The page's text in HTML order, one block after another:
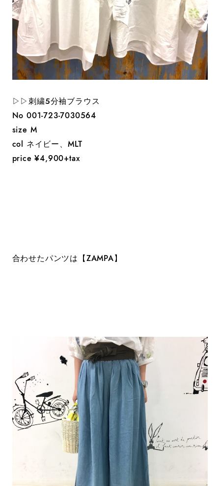
▷▷刺繍５分袖ブラウス
No 001-723-7030564
size M
col ネイビー、MLT
price ¥4,900+tax
合わせたパンツは【ZAMPA】